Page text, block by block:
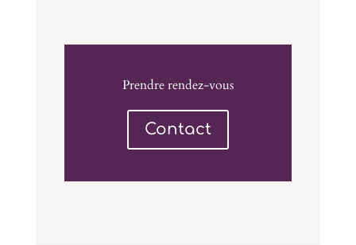
Prendre rendez-vous
Contact